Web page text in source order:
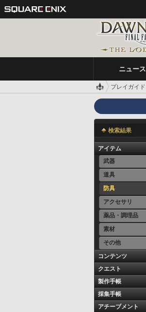
ニュース
プレイガイド
検索結果
アイテム
武器
道具
防具
アクセサリ
薬品・調理品
素材
その他
コンテンツ
クエスト
製作手帳
採集手帳
アチーブメント